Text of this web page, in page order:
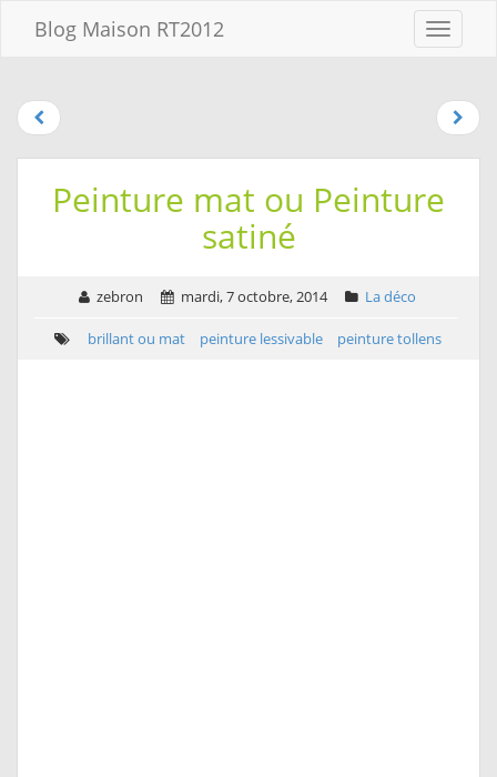
Menu
Blog Maison RT2012
contenu
menu
Aller à la
Peinture mat ou Peinture
satiné
zebron mardi, 7 octobre, 2014 La déco
brillant ou mat peinture lessivable peinture tollens